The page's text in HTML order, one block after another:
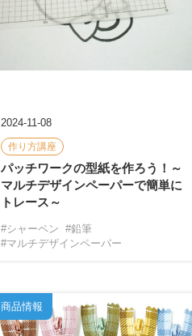
2024-11-08
作り方講座
パッチワークの型紙を作ろう！～
マルチデザインペーパーで簡単に
トレース～
#シャーペン #鉛筆
#マルチデザインペーパー
商品情報